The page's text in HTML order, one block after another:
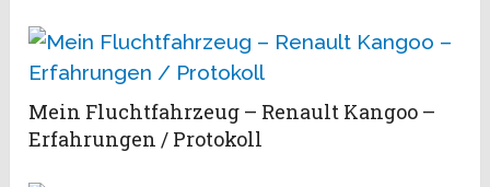
Mein Fluchtfahrzeug – Renault Kangoo –
Erfahrungen / Protokoll